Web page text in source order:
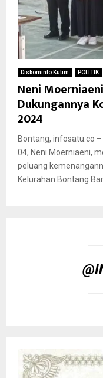
Diskominfo Kutim POLITIK
Neni
Dukungannya
2024
Bontang, infosatu.co
04, Neni Moerniaeni,
peluang
Kelurahan Bontang